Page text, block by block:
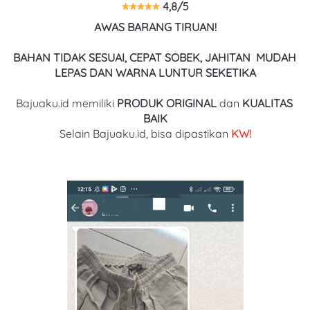
4,8/5
AWAS BARANG TIRUAN!
BAHAN TIDAK SESUAI, CEPAT SOBEK, JAHITAN  MUDAH
LEPAS DAN WARNA LUNTUR SEKETIKA
Bajuaku.id memiliki PRODUK ORIGINAL dan KUALITAS
BAIK
Selain Bajuaku.id, bisa dipastikan KW!